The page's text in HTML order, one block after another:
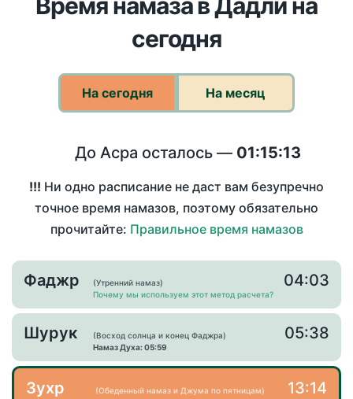
сегодня
На сегодня На месяц
До Асра осталось — 01:15:13
!!! Ни одно расписание не даст вам безупречно
точное время намазов, поэтому обязательно
прочитайте: Правильное время намазов
Фаджр
(Утренний намаз)
Почему мы используем этот метод расчета?
04:03
Шурук
(Восход солнца и конец Фаджра)
Намаз Духа: 05:59
05:38
Зухр (Обеденный намаз и Джума по пятницам) 13:14